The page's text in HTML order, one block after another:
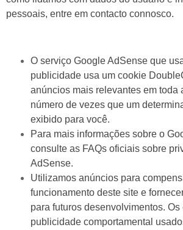
pessoais, entre em contacto connosco.
O serviço Google AdSense que
publicidade usa um cookie
anúncios mais relevantes em toda
número de vezes que um
exibido para você.
Para mais informações sobre o
consulte as FAQs oficiais sobre
AdSense.
Utilizamos anúncios para
funcionamento deste site e
para futuros desenvolvimentos.
publicidade comportamental